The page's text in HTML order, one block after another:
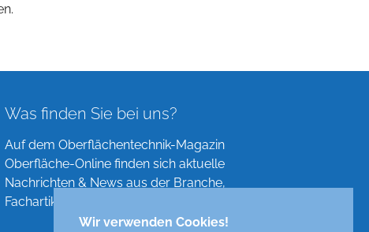
Wir verwenden Cookies!
Was finden Sie bei uns?
Auf dem Oberflächentechnik-Magazin
Oberfläche-Online finden sich aktuelle
Nachrichten & News aus der Branche,
Fachartikel, Verzeichnisse und mehr!